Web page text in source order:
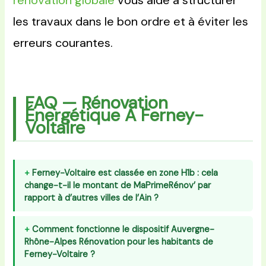
les travaux dans le bon ordre et à éviter les
erreurs courantes.
FAQ — Rénovation
Énergétique À Ferney-
Voltaire
Ferney-Voltaire est classée en zone H1b : cela
change-t-il le montant de MaPrimeRénov’ par
rapport à d’autres villes de l’Ain ?
Comment fonctionne le dispositif Auvergne-
Rhône-Alpes Rénovation pour les habitants de
Ferney-Voltaire ?